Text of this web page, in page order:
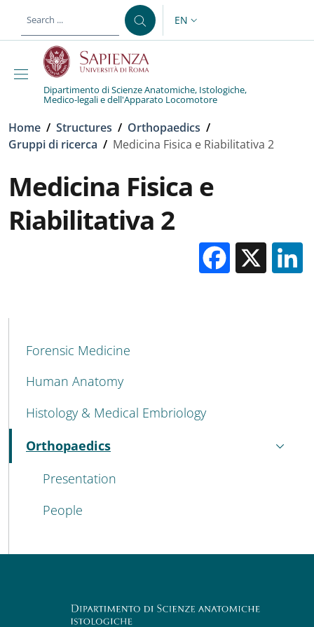
LANGUAGE SWITCHER:
EN
Dipartimento di Scienze Anatomiche, Istologiche,
Medico-legali e dell'Apparato Locomotore
Breadcrumb
Home / Structures / Orthopaedics /
Gruppi di ricerca / Medicina Fisica e Riabilitativa 2
Medicina Fisica e
Riabilitativa 2
X
MAIN NAVIGATION
Forensic Medicine
Human Anatomy
Histology & Medical Embriology
Orthopaedics
Active
Presentation
People